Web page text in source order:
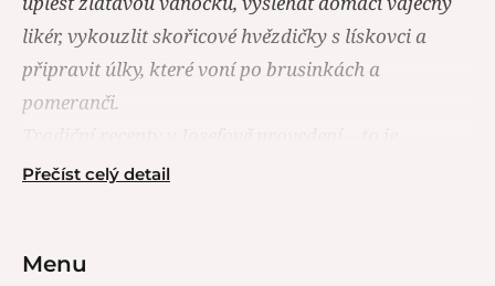
likér, vykouzlit skořicové hvězdičky s lískovci a
připravit úlky, které voní po brusinkách a
pomeranči.
Josefovo kouzlo Vánoc.
Přečíst celý detail
Menu